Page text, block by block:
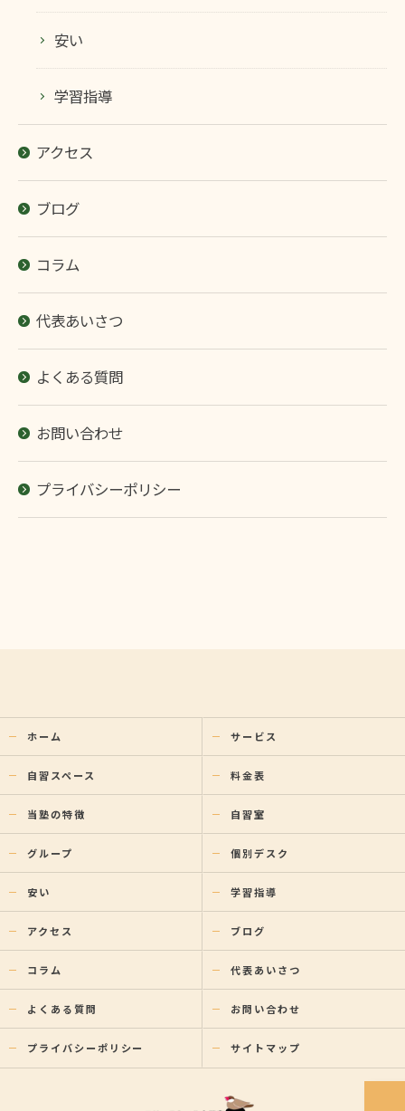
安い
学習指導
アクセス
ブログ
コラム
代表あいさつ
よくある質問
お問い合わせ
プライバシーポリシー
ホーム サービス
自習スペース 料金表
当塾の特徴 自習室
グループ 個別デスク
安い 学習指導
アクセス ブログ
コラム 代表あいさつ
よくある質問 お問い合わせ
プライバシーポリシー サイトマップ